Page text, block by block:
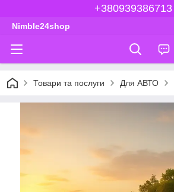
+380939386713
Nimble24shop
Товари та послуги Для АВТО